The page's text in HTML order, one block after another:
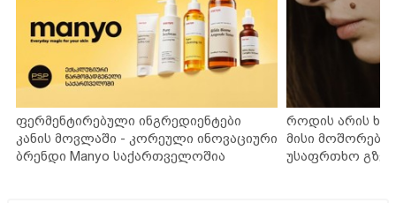
ფერმენტირებული ინგრედიენტები
კანის მოვლაში - კორეული ინოვაციური
ბრენდი Manyo საქართველოშია
როდის არის
მისი
უსაფრთხო